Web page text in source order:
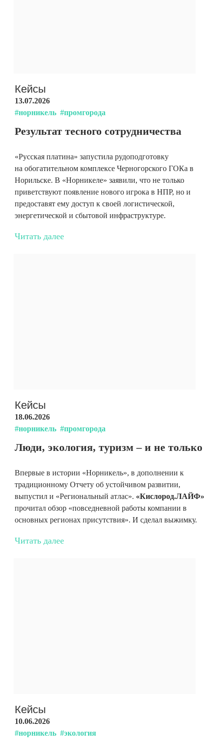
Кейсы
13.07.2026
#норникель #промгорода
Результат тесного сотрудничества
«Русская платина» запустила рудоподготовку
на обогатительном комплексе Черногорского ГОКа в
Норильске. В «Норникеле» заявили, что не только
приветствуют появление нового игрока в НПР, но и
предоставят ему доступ к своей логистической,
энергетической и сбытовой инфраструктуре.
Читать далее
Кейсы
18.06.2026
#норникель #промгорода
Люди, экология, туризм – и не только
Впервые в истории «Норникель», в дополнении к
традиционному Отчету об устойчивом развитии,
выпустил и «Региональный атлас». «Кислород.ЛАЙФ»
прочитал обзор «повседневной работы компании в
основных регионах присутствия». И сделал выжимку.
Читать далее
Кейсы
10.06.2026
#норникель #экология